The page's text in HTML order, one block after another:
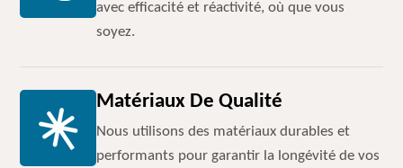
avec efficacité et réactivité, où que vous
soyez.
Matériaux De Qualité
Nous utilisons des matériaux durables et
performants pour garantir la longévité de vos